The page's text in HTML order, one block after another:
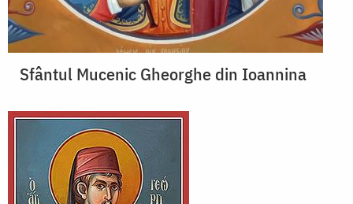
Sfântul Mucenic Gheorghe din Ioannina